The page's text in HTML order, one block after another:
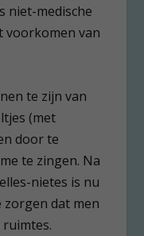
niet-medische
voorkomen van
te zijn van
(met
door te
te zingen. Na
nietes is nu
zorgen dat men